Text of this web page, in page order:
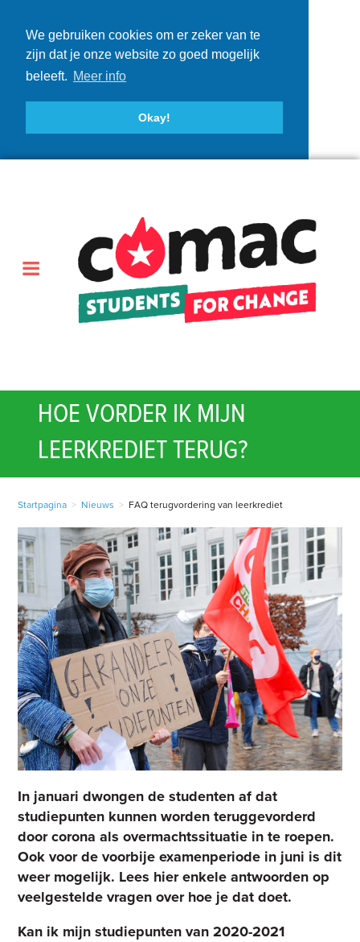
We gebruiken cookies om er zeker van te
zijn dat je onze website zo goed mogelijk
beleeft. Meer info
Okay!
HOE VORDER IK MIJN
LEERKREDIET TERUG?
Startpagina > Nieuws > FAQ terugvordering van leerkrediet
In januari dwongen de studenten af dat
studiepunten kunnen worden teruggevorderd
door corona als overmachtssituatie in te roepen.
Ook voor de voorbije examenperiode in juni is dit
weer mogelijk. Lees hier enkele antwoorden op
veelgestelde vragen over hoe je dat doet.
Kan ik mijn studiepunten van 2020-2021